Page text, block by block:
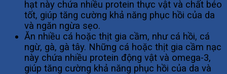
hạt này chứa nhiều protein thực vật và chất béo
tốt, giúp tăng cường khả năng phục hồi của da
và ngăn ngừa sẹo.
Ăn nhiều cá hoặc thịt gia cầm, như cá hồi, cá
ngừ, gà, gà tây. Những cá hoặc thịt gia cầm nạc
này chứa nhiều protein động vật và omega-3,
giúp tăng cường khả năng phục hồi của da và